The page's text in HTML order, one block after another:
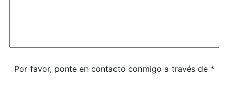
Por favor, ponte en contacto conmigo a través de *